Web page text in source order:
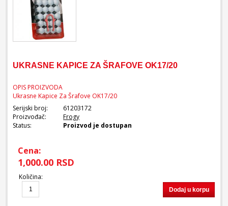
UKRASNE KAPICE ZA ŠRAFOVE OK17/20
OPIS PROIZVODA
Ukrasne Kapice Za Šrafove OK17/20
Serijski broj:
61203172
Proizvođač:
Frogy
Status:
Proizvod je dostupan
Cena:
1,000.00 RSD
Količina:
Dodaj u korpu